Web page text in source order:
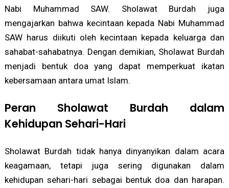
Nabi Muhammad SAW. Sholawat Burdah juga
mengajarkan bahwa kecintaan kepada Nabi Muhammad
SAW harus diikuti oleh kecintaan kepada keluarga dan
sahabat-sahabatnya. Dengan demikian, Sholawat Burdah
menjadi bentuk doa yang dapat memperkuat ikatan
kebersamaan antara umat Islam.
Peran Sholawat Burdah dalam
Kehidupan Sehari-Hari
Sholawat Burdah tidak hanya dinyanyikan dalam acara
keagamaan, tetapi juga sering digunakan dalam
kehidupan sehari-hari sebagai bentuk doa dan harapan.